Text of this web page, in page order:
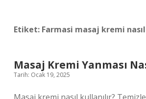
Etiket: Farmasi masaj kremi
Masaj Kremi Yanması
Tarih: Ocak 19, 2025